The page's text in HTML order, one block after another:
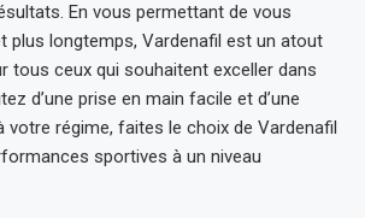
En vous permettant de vous
plus longtemps, Vardenafil est un atout
tous ceux qui souhaitent exceller dans
d’une prise en main facile et d’une
votre régime, faites le choix de Vardenafil
sportives à un niveau